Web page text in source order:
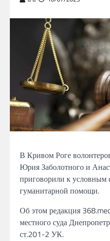
В Кривом Роге
Юрия Заболотного и
приговорили к условным
гуманитарной помощи.
Об этом редакция
местного суда
ст.201-2 УК.